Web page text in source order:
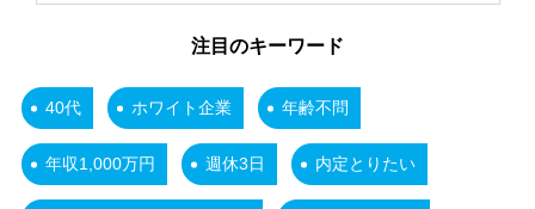
注目のキーワード
40代 ホワイト企業 年齢不問
年収1,000万円 週休3日 内定とりたい